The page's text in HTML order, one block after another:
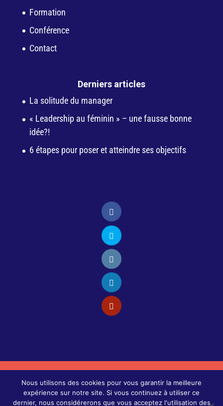
Formation
Conférence
Contact
Derniers articles
La solitude du manager
« Leadership au féminin » – une fausse bonne
idée?!
6 étapes pour poser et atteindre ses objectifs
Site réalisé par VGCom-Mentions légales
Nous utilisons des cookies pour vous garantir la meilleure
expérience sur notre site. Si vous continuez à utiliser ce
dernier, nous considérerons que vous acceptez l'utilisation des